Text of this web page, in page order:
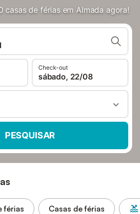
casas de férias em Almada agora!
Check-out
sábado, 22/08
PESQUISAR
férias Casas de férias